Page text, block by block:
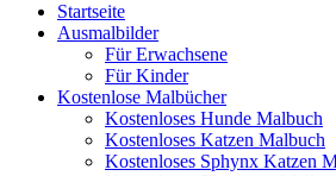
Startseite
Ausmalbilder
Für Erwachsene
Für Kinder
Kostenlose Malbücher
Kostenloses Hunde Malbuch
Kostenloses Katzen Malbuch
Kostenloses Sphynx Katzen